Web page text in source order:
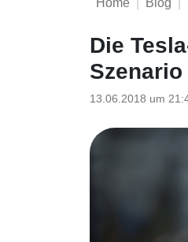
Die
13.06.2018 um